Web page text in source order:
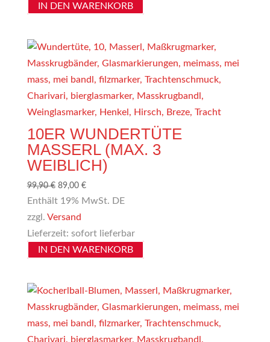
IN DEN WARENKORB
10ER WUNDERTÜTE
MASSERL (MAX. 3
WEIBLICH)
99,90€ Ursprünglicher
Preis
89,00 €Aktueller
Preis
Enthält 19% MwSt. DE
zzgl. Versand
Lieferzeit: sofort lieferbar
IN DEN WARENKORB